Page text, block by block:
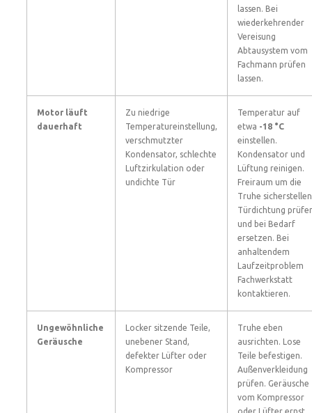
lassen. Bei
wiederkehrender
Vereisung
Abtausystem vom
Fachmann prüfen
lassen.
Motor läuft
dauerhaft
Zu niedrige
Temperatureinstellung,
verschmutzter
Kondensator, schlechte
Luftzirkulation oder
undichte Tür
Temperatur auf
etwa -18 °C
einstellen.
Kondensator und
Lüftung reinigen.
Freiraum um die
Truhe
Türdichtung
und bei Bedarf
ersetzen. Bei
anhaltendem
Laufzeitproblem
Fachwerkstatt
kontaktieren.
Ungewöhnliche
Geräusche
Locker sitzende Teile,
unebener Stand,
defekter Lüfter oder
Kompressor
Truhe eben
ausrichten. Lose
Teile befestigen.
Außenverkleidung
prüfen. Geräusche
vom Kompressor